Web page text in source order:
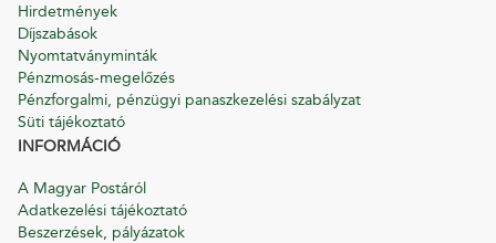
Hirdetmények
Díjszabások
Nyomtatványminták
Pénzmosás-megelőzés
Pénzforgalmi, pénzügyi panaszkezelési szabályzat
Süti tájékoztató
INFORMÁCIÓ
A Magyar Postáról
Adatkezelési tájékoztató
Beszerzések, pályázatok